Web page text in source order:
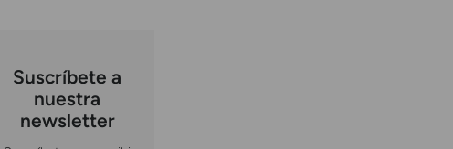
Suscríbete a
nuestra
newsletter